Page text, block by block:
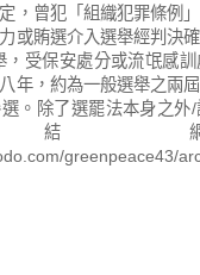
，曾犯「組織犯罪條例
或賄選介入選舉經判決
，受保安處分或流氓感
年，約為一般選舉之兩
。除了選罷法本身之外
結
greenpeace43/